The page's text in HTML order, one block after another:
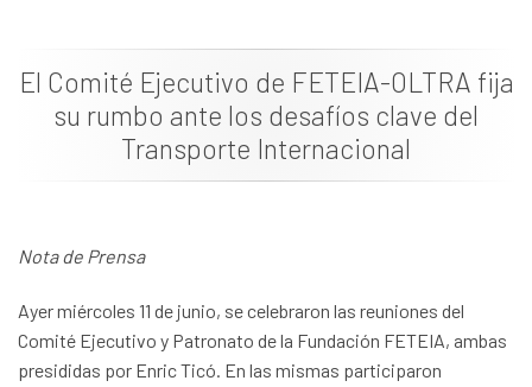
El Comité Ejecutivo de FETEIA-OLTRA fija
su rumbo ante los desafíos clave del
Transporte Internacional
Nota de Prensa
Ayer miércoles 11 de junio, se celebraron las reuniones del
Comité Ejecutivo y Patronato de la Fundación FETEIA, ambas
presididas por Enric Ticó. En las mismas participaron